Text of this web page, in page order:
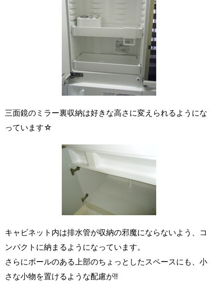
三面鏡のミラー裏収納は好きな高さに変えられるようにな
っています☆
キャビネット内は排水管が収納の邪魔にならないよう、コ
ンパクトに納まるようになっています。
さらにボールのある上部のちょっとしたスペースにも、小
さな小物を置けるような配慮が!!